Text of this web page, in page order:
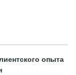
опыта